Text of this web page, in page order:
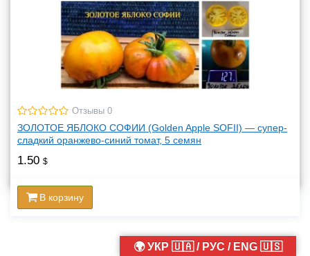
Отзывы 0
ЗОЛОТОЕ ЯБЛОКО СОФИИ (Golden Apple SOFII) — супер-
сладкий оранжево-синий томат, 5 семян
1.50 $
В корзину
🌍 УКР 🇺🇦 / РУС / ENG 🇺🇸